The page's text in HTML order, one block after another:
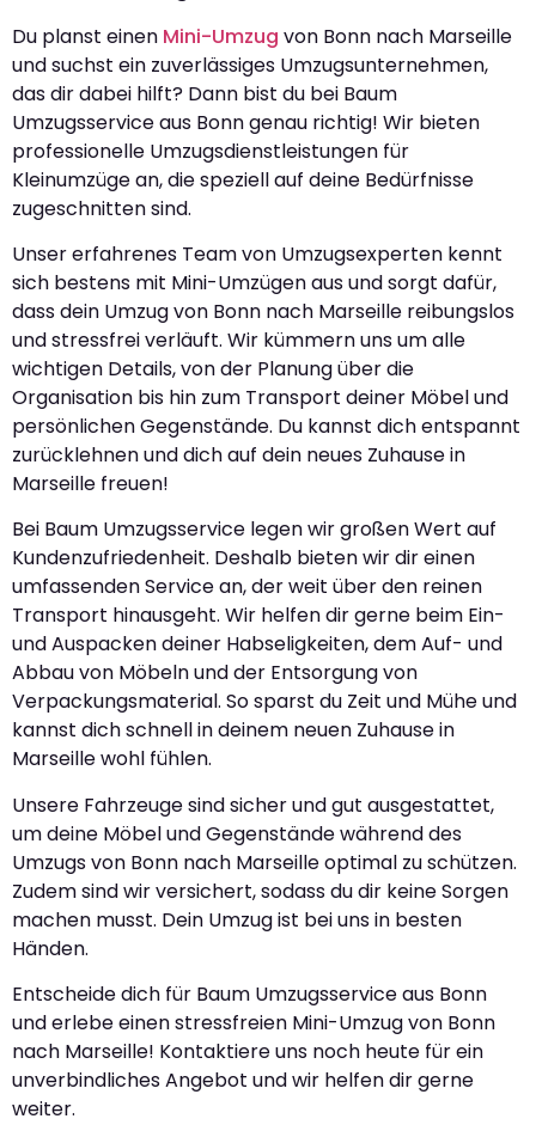
Du planst einen Mini-Umzug von Bonn nach Marseille
und suchst ein zuverlässiges Umzugsunternehmen,
das dir dabei hilft? Dann bist du bei Baum
Umzugsservice aus Bonn genau richtig! Wir bieten
professionelle Umzugsdienstleistungen für
Kleinumzüge an, die speziell auf deine Bedürfnisse
zugeschnitten sind.
Unser erfahrenes Team von Umzugsexperten kennt
sich bestens mit Mini-Umzügen aus und sorgt dafür,
dass dein Umzug von Bonn nach Marseille reibungslos
und stressfrei verläuft. Wir kümmern uns um alle
wichtigen Details, von der Planung über die
Organisation bis hin zum Transport deiner Möbel und
persönlichen Gegenstände. Du kannst dich entspannt
zurücklehnen und dich auf dein neues Zuhause in
Marseille freuen!
Bei Baum Umzugsservice legen wir großen Wert auf
Kundenzufriedenheit. Deshalb bieten wir dir einen
umfassenden Service an, der weit über den reinen
Transport hinausgeht. Wir helfen dir gerne beim Ein-
und Auspacken deiner Habseligkeiten, dem Auf- und
Abbau von Möbeln und der Entsorgung von
Verpackungsmaterial. So sparst du Zeit und Mühe und
kannst dich schnell in deinem neuen Zuhause in
Marseille wohl fühlen.
Unsere Fahrzeuge sind sicher und gut ausgestattet,
um deine Möbel und Gegenstände während des
Umzugs von Bonn nach Marseille optimal zu schützen.
Zudem sind wir versichert, sodass du dir keine Sorgen
machen musst. Dein Umzug ist bei uns in besten
Händen.
Entscheide dich für Baum Umzugsservice aus Bonn
und erlebe einen stressfreien Mini-Umzug von Bonn
nach Marseille! Kontaktiere uns noch heute für ein
unverbindliches Angebot und wir helfen dir gerne
weiter.